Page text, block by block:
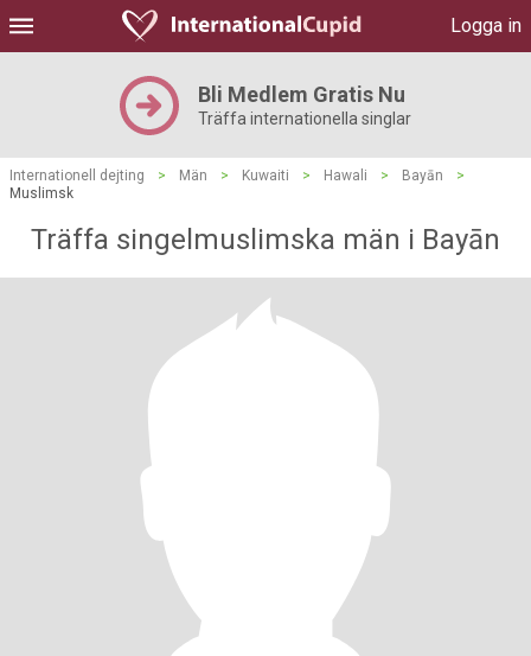
Logga in
Bli Medlem Gratis Nu
Träffa internationella singlar
Internationell dejting > Män > Kuwaiti > Hawali > Bayān
>
Muslimsk
Träffa singelmuslimska män i Bayān